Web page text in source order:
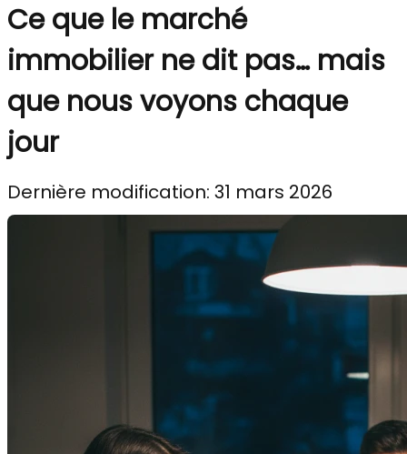
Ce que le marché
immobilier ne dit pas… mais
que nous voyons chaque
jour
Dernière modification: 31 mars 2026